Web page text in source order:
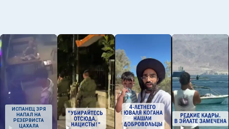
ИСПАНЕЦ ЗРЯ
НАПАЛ НА
РЕЗЕРВИСТА
ЦАХАЛА